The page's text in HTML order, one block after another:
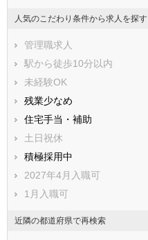
人気のこだわり条件から求人を探す
管理職求人
駅から徒歩10分以内
未経験OK
残業少なめ
住宅手当・補助
土日祝休
積極採用中
2027年4月入職可
1月入職可
近隣の都道府県で再検索